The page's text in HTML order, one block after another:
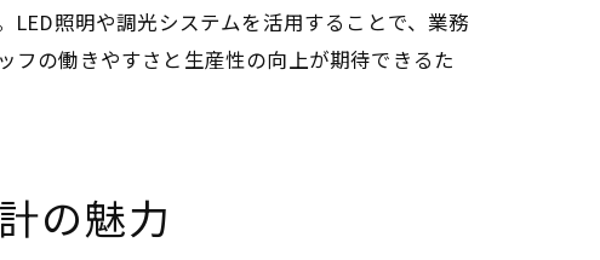
作り照明や調光システムを活用することで、業務
フの働きやすさと生産性の向上が期待できるた
の魅力